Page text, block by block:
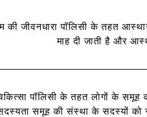
की जीवनधारा पॉलिसी के तहत
माह दी जाती है और
पॉलिसी के तहत लोगों के
समूह की संस्था के सदस्यों